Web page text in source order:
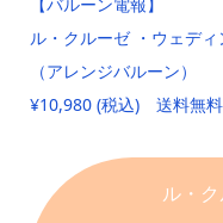
ル・クルーゼ ・ウェデ
（アレンジバルーン）
¥10,980 (税込) 送料無料
ル・